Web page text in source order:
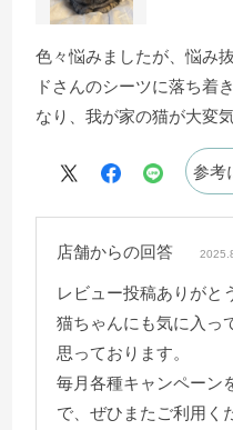
色々悩みましたが、悩み
ドさんのシーツに落ち着
なり、我が家の猫が大変
参考
店舗からの回答
レビュー投稿ありがと
猫ちゃんにも気に入っ
思っております。
毎月各種キャンペーン
で、ぜひまたご利用く